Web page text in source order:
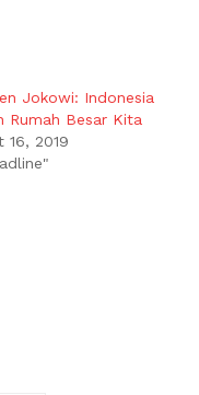
Jokowi: Indonesia
Rumah Besar Kita
16, 2019